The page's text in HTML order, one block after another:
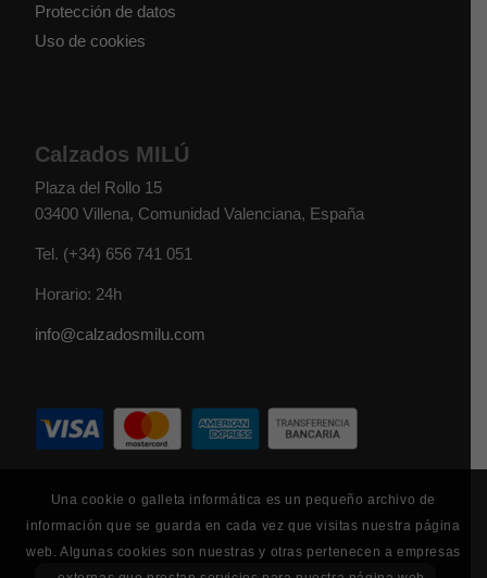
Protección de datos
Uso de cookies
Calzados MILÚ
Plaza del Rollo 15
03400 Villena, Comunidad Valenciana, España
Tel. (+34) 656 741 051
Horario: 24h
info@calzadosmilu.com
Una cookie o galleta informática es un pequeño archivo de
información que se guarda en cada vez que visitas nuestra página
web. Algunas cookies son nuestras y otras pertenecen a empresas